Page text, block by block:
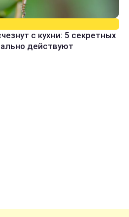
с кухни: 5 секретных
действуют